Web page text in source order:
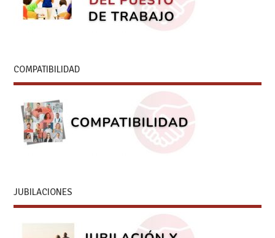
COMPATIBILIDAD
JUBILACIONES